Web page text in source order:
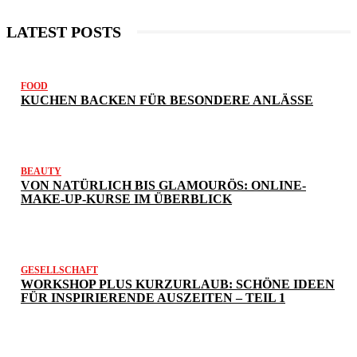
LATEST POSTS
FOOD
KUCHEN BACKEN FÜR BESONDERE ANLÄSSE
BEAUTY
VON NATÜRLICH BIS GLAMOURÖS: ONLINE-
MAKE-UP-KURSE IM ÜBERBLICK
GESELLSCHAFT
WORKSHOP PLUS KURZURLAUB: SCHÖNE IDEEN
FÜR INSPIRIERENDE AUSZEITEN – TEIL 1